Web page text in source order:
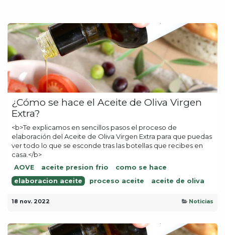
¿Cómo se hace el Aceite de Oliva Virgen
Extra?
<b>Te explicamos en sencillos pasos el proceso de
elaboración del Aceite de Oliva Virgen Extra para que puedas
ver todo lo que se esconde tras las botellas que recibes en
casa.</b>
AOVE aceite presion frio
como se hace
elaboracion aceite
proceso aceite aceite de oliva
18 nov. 2022 Noticias